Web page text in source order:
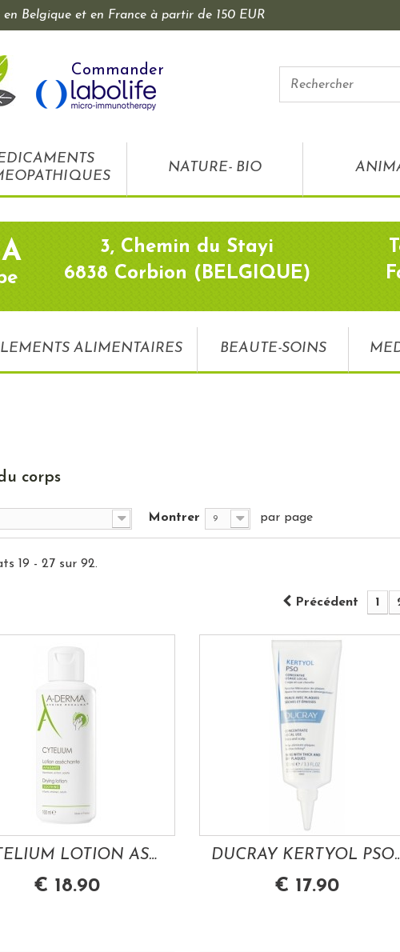
Belgique et en France à partir de 150 EUR
Commander
NATURE- BIO
3, Chemin du Stayi
6838 Corbion (BELGIQUE)
ALIMENTAIRES BEAUTE-SOINS
corps
Montrer 9 par page
Précédent 1
19 - 27 sur 92.
CYTELIUM LOTION ASSECHANTE APAISANTE 100ML...
€ 18.90
DUCRAY KERTYOL
€ 17.90